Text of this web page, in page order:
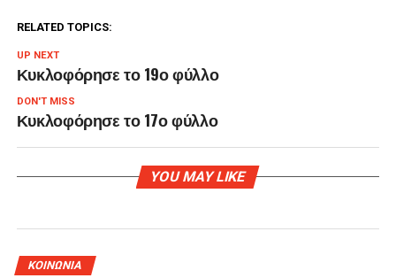
RELATED TOPICS:
UP NEXT
Κυκλοφόρησε το 19ο φύλλο
DON'T MISS
Κυκλοφόρησε το 17ο φύλλο
YOU MAY LIKE
ΚΟΙΝΩΝΙΑ